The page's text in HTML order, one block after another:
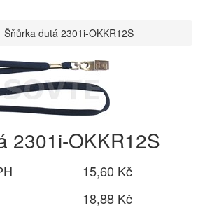
Šňůrka dutá 2301i-OKKR12S
2301i-OKKR12S
15,60 Kč
18,88 Kč